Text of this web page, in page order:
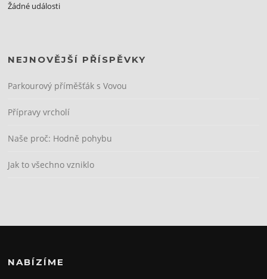
Žádné události
NEJNOVĚJŠÍ PŘÍSPĚVKY
Parkourový příměšťák s Vovou
Přípravy vrcholí
Naše proč: Hodně pohybu
Jak to všechno vzniklo
NABÍZÍME